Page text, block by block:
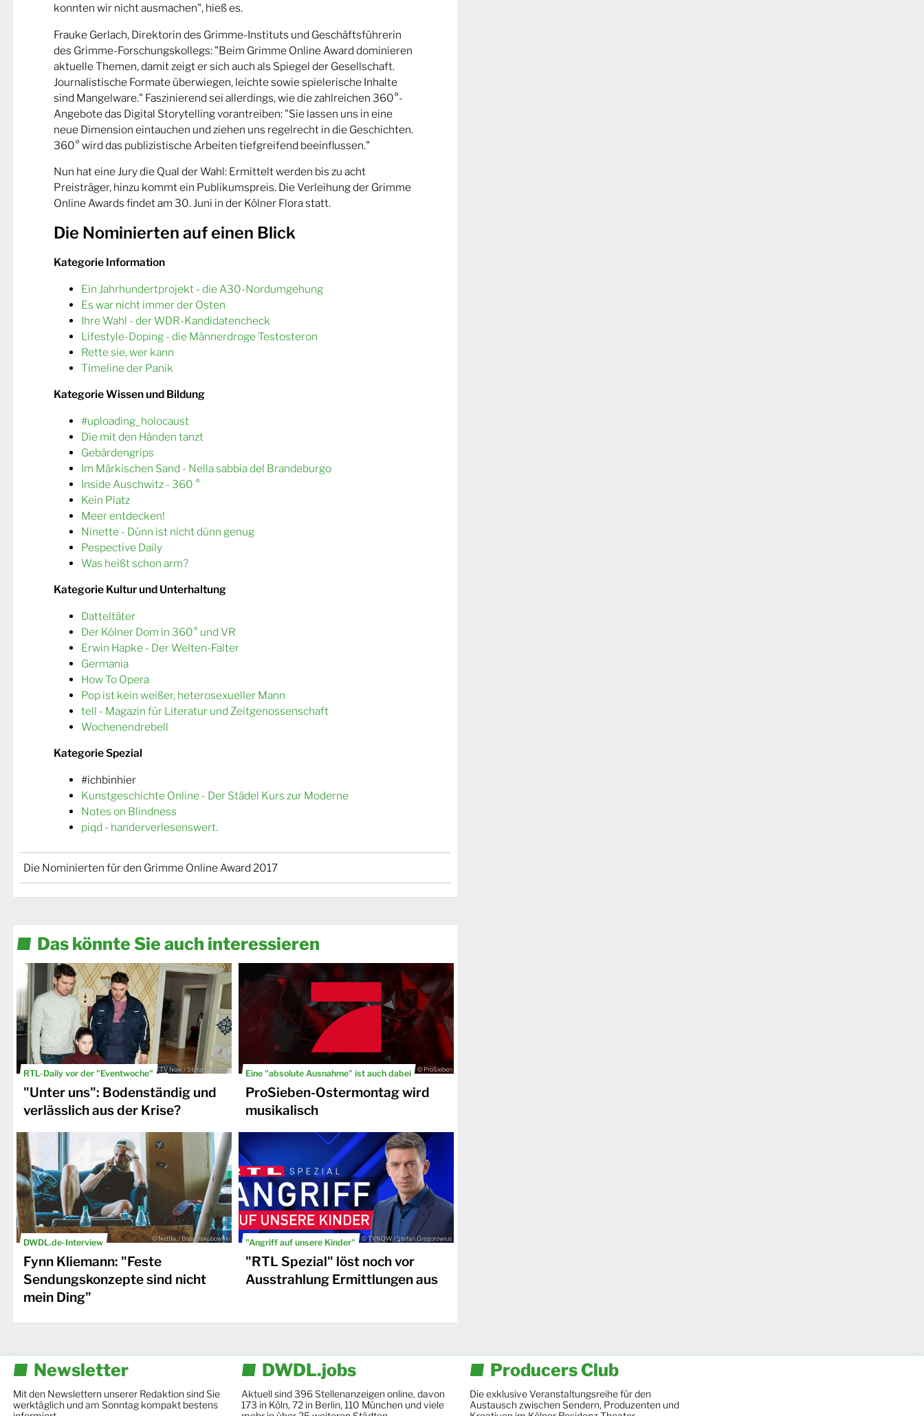
konnten wir nicht ausmachen", hieß es.
Frauke Gerlach, Direktorin des Grimme-Instituts und Geschäftsführerin
des Grimme-Forschungskollegs: "Beim Grimme Online Award dominieren
aktuelle Themen, damit zeigt er sich auch als Spiegel der Gesellschaft.
Journalistische Formate überwiegen, leichte sowie spielerische Inhalte
sind Mangelware." Faszinierend sei allerdings, wie die zahlreichen 360°-
Angebote das Digital Storytelling vorantreiben: "Sie lassen uns in eine
neue Dimension eintauchen und ziehen uns regelrecht in die Geschichten.
360° wird das publizistische Arbeiten tiefgreifend beeinflussen."
Nun hat eine Jury die Qual der Wahl: Ermittelt werden bis zu acht
Preisträger, hinzu kommt ein Publikumspreis. Die Verleihung der Grimme
Online Awards findet am 30. Juni in der Kölner Flora statt.
Die Nominierten auf einen Blick
Kategorie Information
Ein Jahrhundertprojekt - die A30-Nordumgehung
Es war nicht immer der Osten
Ihre Wahl - der WDR-Kandidatencheck
Lifestyle-Doping - die Männerdroge Testosteron
Rette sie, wer kann
Timeline der Panik
Kategorie Wissen und Bildung
#uploading_holocaust
Die mit den Händen tanzt
Gebärdengrips
Im Märkischen Sand - Nella sabbia del Brandeburgo
Inside Auschwitz - 360 °
Kein Platz
Meer entdecken!
Ninette - Dünn ist nicht dünn genug
Pespective Daily
Was heißt schon arm?
Kategorie Kultur und Unterhaltung
Datteltäter
Der Kölner Dom in 360° und VR
Erwin Hapke - Der Welten-Falter
Germania
How To Opera
Pop ist kein weißer, heterosexueller Mann
tell - Magazin für Literatur und Zeitgenossenschaft
Wochenendrebell
Kategorie Spezial
#ichbinhier
Kunstgeschichte Online - Der Städel Kurs zur Moderne
Notes on Blindness
piqd - handerverlesenswert.
Die Nominierten für den Grimme Online Award 2017
Das könnte Sie auch interessieren
RTL-Daily vor der "Eventwoche" © TV Now / Stefan Behrens
"Unter uns": Bodenständig und
verlässlich aus der Krise?
Eine "absolute Ausnahme" ist auch dabei © ProSieben
ProSieben-Ostermontag wird
musikalisch
DWDL.de-Interview © Netflix / Brian Jakubowski
Fynn Kliemann: "Feste
Sendungskonzepte sind nicht
mein Ding"
"Angriff auf unsere Kinder" © TVNOW / Stefan Gregorowius
"RTL Spezial" löst noch vor
Ausstrahlung Ermittlungen aus
Newsletter
Mit den Newslettern unserer Redaktion sind Sie
werktäglich und am Sonntag kompakt bestens
DWDL.jobs
Aktuell sind 396 Stellenanzeigen online, davon
173 in Köln, 72 in Berlin, 110 München und viele
Producers Club
Die exklusive Veranstaltungsreihe für den
Austausch zwischen Sendern, Produzenten und